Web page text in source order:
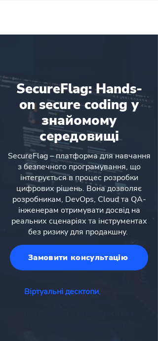
SecureFlag: Hands-
on secure coding у
знайомому
середовищі
SecureFlag – платформа для навчання
з безпечного програмування, що
інтегрується в процес розробки
цифрових рішень. Вона дозволяє
розробникам, DevOps, Cloud та QA-
інженерам отримувати досвід на
реальних сценаріях та інструментах
без ризику для продакшну.
Замовити консультацію
Віртуальні десктопи,